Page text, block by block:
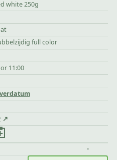
white 250g
full color
11:00
-